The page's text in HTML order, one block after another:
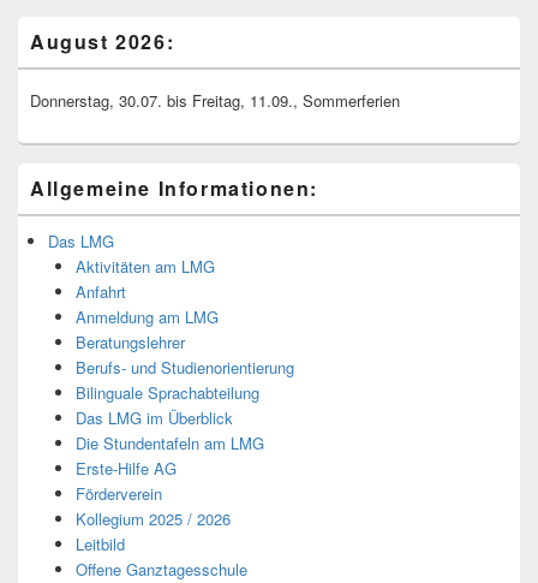
August 2026:
Donnerstag, 30.07. bis Freitag, 11.09., Sommerferien
Allgemeine Informationen:
Das LMG
Aktivitäten am LMG
Anfahrt
Anmeldung am LMG
Beratungslehrer
Berufs- und Studienorientierung
Bilinguale Sprachabteilung
Das LMG im Überblick
Die Stundentafeln am LMG
Erste-Hilfe AG
Förderverein
Kollegium 2025 / 2026
Leitbild
Offene Ganztagesschule